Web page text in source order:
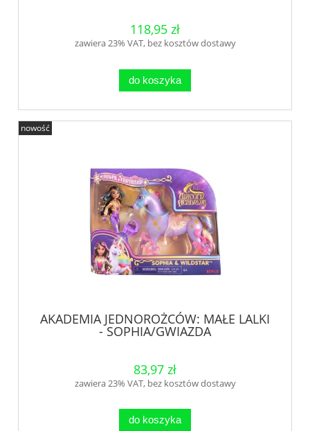
118,95 zł
zawiera 23% VAT, bez kosztów dostawy
do koszyka
AKADEMIA JEDNOROŻCÓW: MAŁE LALKI
- SOPHIA/GWIAZDA
83,97 zł
zawiera 23% VAT, bez kosztów dostawy
do koszyka
nowość